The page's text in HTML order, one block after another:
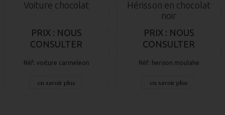
Voiture chocolat
PRIX : NOUS
CONSULTER
Réf: voiture carmeleon
en savoir plus
Hérisson en chocolat
noir
PRIX : NOUS
CONSULTER
Réf: herison moulahe
en savoir plus